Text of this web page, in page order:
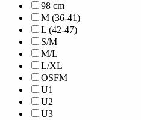
98 cm
M (36-41)
L (42-47)
S/M
M/L
L/XL
OSFM
U1
U2
U3